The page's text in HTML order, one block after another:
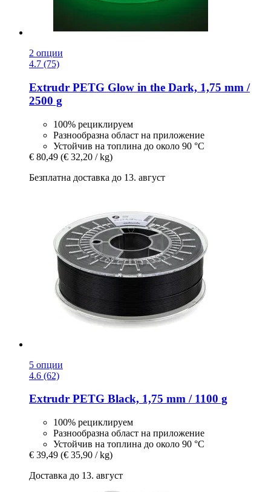
2 опции
4.7 (75)
Extrudr PETG Glow in the Dark, 1,75 mm /
2500 g
100% рециклируем
Разнообразна област на приложение
Устойчив на топлина до около 90 °C
€ 80,49 (€ 32,20 / kg)
Безплатна доставка до 13. август
5 опции
4.6 (62)
Extrudr PETG Black, 1,75 mm / 1100 g
100% рециклируем
Разнообразна област на приложение
Устойчив на топлина до около 90 °C
€ 39,49 (€ 35,90 / kg)
Доставка до 13. август